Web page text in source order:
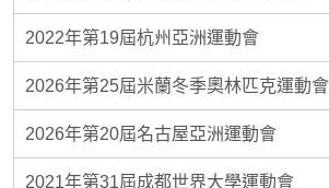
2022年第19屆杭州亞洲運動會
2026年第25屆米蘭冬季奧林匹克運動會
2026年第20屆名古屋亞洲運動會
2021年第31屆成都世界大學運動會